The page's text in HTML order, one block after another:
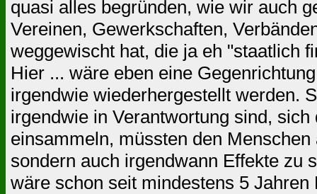
quasi alles begründen, wie wir auch
Vereinen, Gewerkschaften,
weggewischt hat, die ja eh "staatlich
Hier ... wäre eben eine
irgendwie wiederhergestellt werden.
irgendwie in Verantwortung sind,
einsammeln, müssten den
sondern auch irgendwann Effekte zu
wäre schon seit mindestens 5